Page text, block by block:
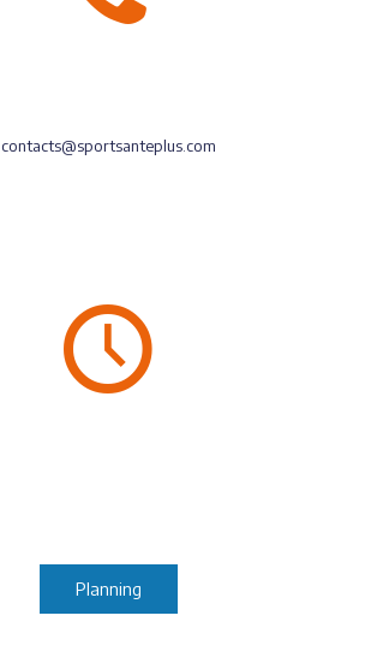
contacts@sportsanteplus.com
Planning